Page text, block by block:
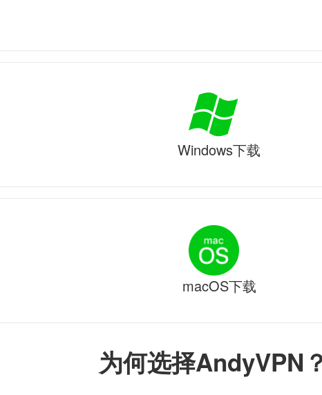
为何选择AndyVPN？
Windows下载
macOS下载